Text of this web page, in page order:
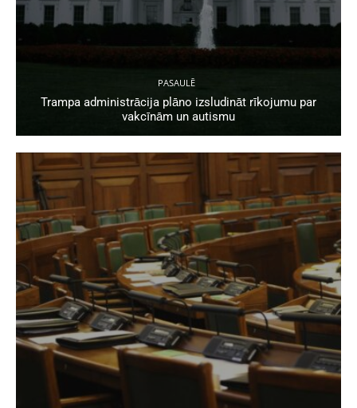
PASAULĒ
Trampa administrācija plāno izsludināt rīkojumu par
vakcīnām un autismu